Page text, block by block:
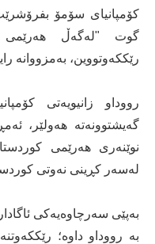
کۆمپانیای سۆمۆ
گوت "لەگەڵ
رێککەوتووین، بەمزووانە
رووداو زانیویەتی
نوێنەری هەرێمی
لەسەر کڕینی نەوتی
بەپێی سەرچاوەیەکی
بە رووداو داوە؛